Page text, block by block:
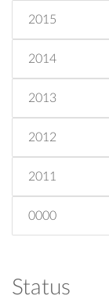
2015
2014
2013
2012
2011
0000
Status